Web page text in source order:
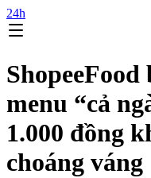
24h
menu “cả
1.000 đồng
choáng váng